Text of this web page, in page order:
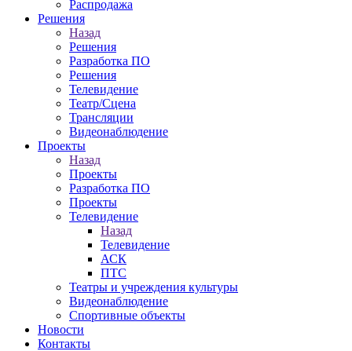
Распродажа
Решения
Назад
Решения
Разработка ПО
Решения
Телевидение
Театр/Сцена
Трансляции
Видеонаблюдение
Проекты
Назад
Проекты
Разработка ПО
Проекты
Телевидение
Назад
Телевидение
АСК
ПТС
Театры и учреждения культуры
Видеонаблюдение
Спортивные объекты
Новости
Контакты